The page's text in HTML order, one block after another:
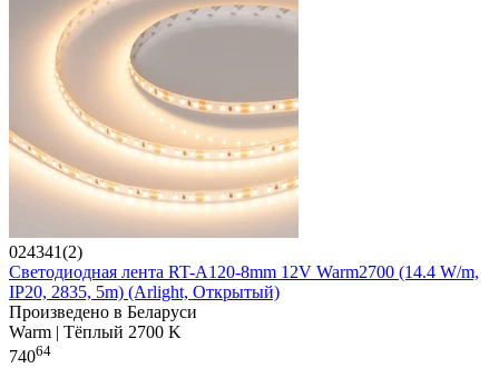
024341(2)
Светодиодная лента RT-A120-8mm 12V Warm2700 (14.4 W/m,
IP20, 2835, 5m) (Arlight, Открытый)
Произведено в Беларуси
Warm | Тёплый 2700 K
74064